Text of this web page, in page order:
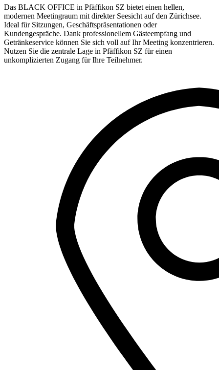
Das BLACK OFFICE in Pfäffikon SZ bietet einen hellen,
modernen Meetingraum mit direkter Seesicht auf den Zürichsee.
Ideal für Sitzungen, Geschäftspräsentationen oder
Kundengespräche. Dank professionellem Gästeempfang und
Getränkeservice können Sie sich voll auf Ihr Meeting konzentrieren.
Nutzen Sie die zentrale Lage in Pfäffikon SZ für einen
unkomplizierten Zugang für Ihre Teilnehmer.